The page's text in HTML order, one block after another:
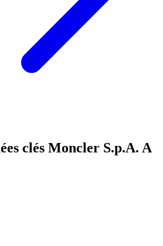
clés Moncler S.p.A. A